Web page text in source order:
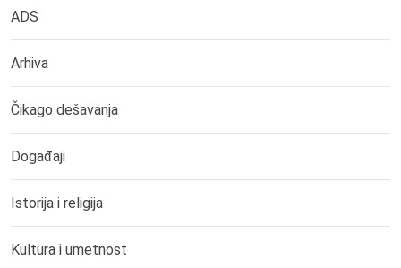
ADS
Arhiva
Čikago dešavanja
Događaji
Istorija i religija
Kultura i umetnost